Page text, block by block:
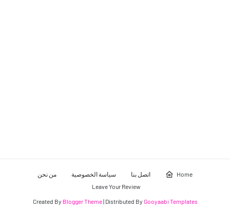
Home اتصل بنا سياسة الخصوصية
من نحن
Leave Your Review
Created By Blogger Theme| Distributed By Gooyaabi Templates